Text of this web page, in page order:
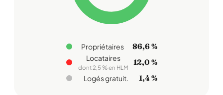
Propriétaires 86,6 %
Locataires
dont 2,5 % en HLM
12,0 %
Logés gratuit. 1,4 %